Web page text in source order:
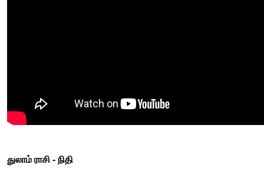
துலாம் ராசி -​​ நிதி